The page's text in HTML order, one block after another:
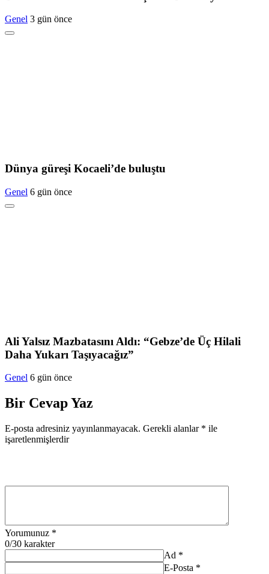
Genel 3 gün önce
Dünya güreşi Kocaeli’de buluştu
Genel 6 gün önce
Ali Yalsız Mazbatasını Aldı: “Gebze’de Üç Hilali
Daha Yukarı Taşıyacağız”
Genel 6 gün önce
Bir Cevap Yaz
E-posta adresiniz yayınlanmayacak. Gerekli alanlar * ile
işaretlenmişlerdir
Yorumunuz *
0/30 karakter
Ad *
E-Posta *